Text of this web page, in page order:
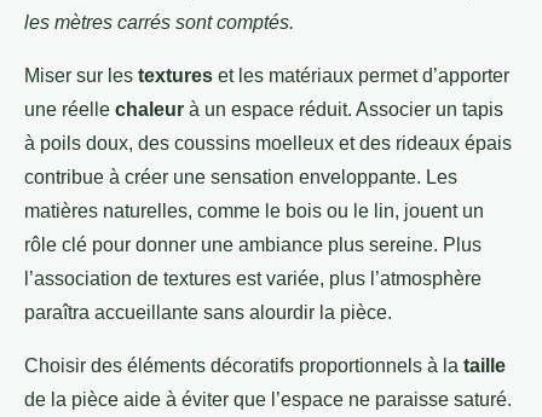
les mètres carrés sont comptés.
Miser sur les textures et les matériaux permet d’apporter
une réelle chaleur à un espace réduit. Associer un tapis
à poils doux, des coussins moelleux et des rideaux épais
contribue à créer une sensation enveloppante. Les
matières naturelles, comme le bois ou le lin, jouent un
rôle clé pour donner une ambiance plus sereine. Plus
l’association de textures est variée, plus l’atmosphère
paraîtra accueillante sans alourdir la pièce.
Choisir des éléments décoratifs proportionnels à la taille
de la pièce aide à éviter que l’espace ne paraisse saturé.